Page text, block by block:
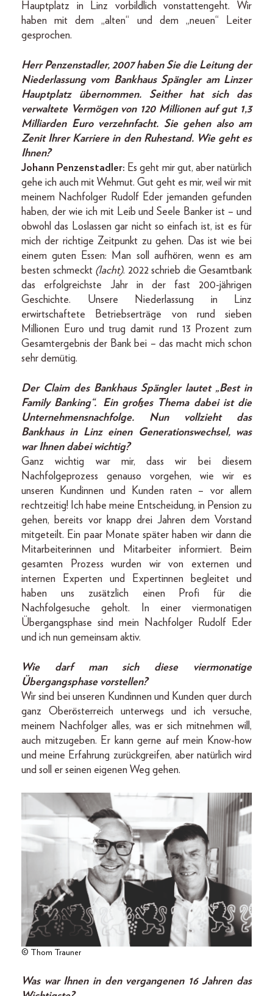
Hauptplatz in Linz vorbildlich vonstattengeht. Wir
haben mit dem „alten“ und dem „neuen“ Leiter
gesprochen.
Herr Penzenstadler, 2007 haben Sie die Leitung der
Niederlassung vom Bankhaus Spängler am Linzer
Hauptplatz übernommen. Seither hat sich das
verwaltete Vermögen von 120 Millionen auf gut 1,3
Milliarden Euro verzehnfacht. Sie gehen also am
Zenit Ihrer Karriere in den Ruhestand. Wie geht es
Ihnen?
Johann Penzenstadler: Es geht mir gut, aber natürlich
gehe ich auch mit Wehmut. Gut geht es mir, weil wir mit
meinem Nachfolger Rudolf Eder jemanden gefunden
haben, der wie ich mit Leib und Seele Banker ist – und
obwohl das Loslassen gar nicht so einfach ist, ist es für
mich der richtige Zeitpunkt zu gehen. Das ist wie bei
einem guten Essen: Man soll aufhören, wenn es am
besten schmeckt (lacht). 2022 schrieb die Gesamtbank
das erfolgreichste Jahr in der fast 200-jährigen
Geschichte. Unsere Niederlassung in Linz
erwirtschaftete Betriebserträge von rund sieben
Millionen Euro und trug damit rund 13 Prozent zum
Gesamtergebnis der Bank bei – das macht mich schon
sehr demütig.
Der Claim des Bankhaus Spängler lautet „Best in
Family Banking“. Ein großes Thema dabei ist die
Unternehmensnachfolge. Nun vollzieht das
Bankhaus in Linz einen Generationswechsel, was
war Ihnen dabei wichtig?
Ganz wichtig war mir, dass wir bei diesem
Nachfolgeprozess genauso vorgehen, wie wir es
unseren Kundinnen und Kunden raten – vor allem
rechtzeitig! Ich habe meine Entscheidung, in Pension zu
gehen, bereits vor knapp drei Jahren dem Vorstand
mitgeteilt. Ein paar Monate später haben wir dann die
Mitarbeiterinnen und Mitarbeiter informiert. Beim
gesamten Prozess wurden wir von externen und
internen Experten und Expertinnen begleitet und
haben uns zusätzlich einen Profi für die
Nachfolgesuche geholt. In einer viermonatigen
Übergangsphase sind mein Nachfolger Rudolf Eder
und ich nun gemeinsam aktiv.
Wie darf man sich diese viermonatige
Übergangsphase vorstellen?
Wir sind bei unseren Kundinnen und Kunden quer durch
ganz Oberösterreich unterwegs und ich versuche,
meinem Nachfolger alles, was er sich mitnehmen will,
auch mitzugeben. Er kann gerne auf mein Know-how
und meine Erfahrung zurückgreifen, aber natürlich wird
und soll er seinen eigenen Weg gehen.
© Thom Trauner
Was war Ihnen in den vergangenen 16 Jahren das